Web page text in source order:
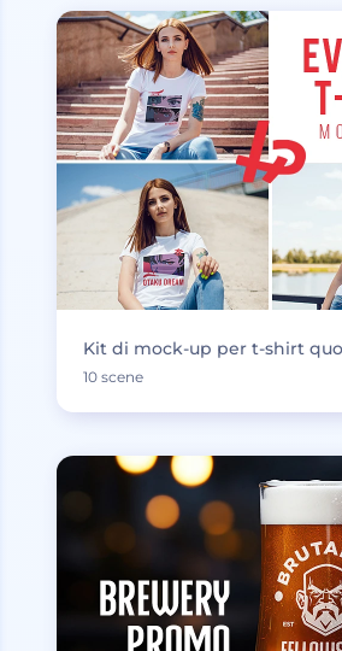
Kit di mock-up per t-shirt
10 scene